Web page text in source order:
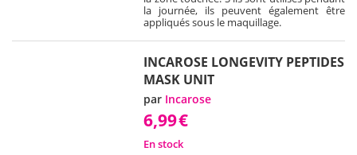
la journée, ils peuvent également être
appliqués sous le maquillage.
INCAROSE LONGEVITY PEPTIDES
MASK UNIT
par Incarose
6,99€
En stock